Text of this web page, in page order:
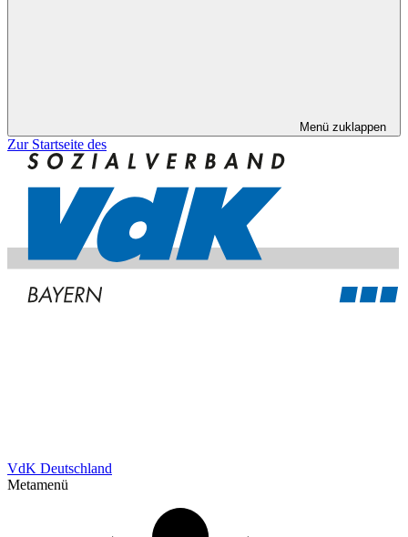
Menü zuklappen
Zur Startseite des
VdK Deutschland
Metamenü